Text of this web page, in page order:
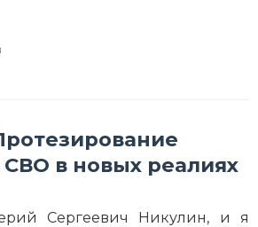
СВО в новых реалиях
Сергеевич Никулин, и я